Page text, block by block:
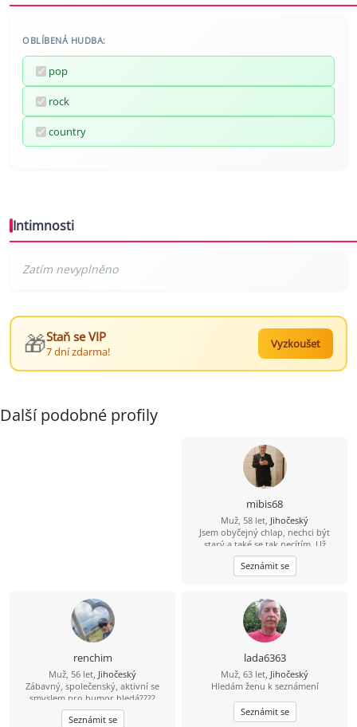
OBLÍBENÁ HUDBA:
pop
rock
country
Intimnosti
🎁Staň se VIP
7 dní zdarma!
Vyzkoušet
Další podobné profily
mibis68
Muž, 58 let, Jihočeský
Jsem obyčejný chlap, nechci být
starý a také se tak necítím. Už
dlouho jsem někomu neřekl
"miláčku, lásko". Chtěl bych poznat
spíše štíhlou ženu, která by to chtěla
to i já slyšel iod ní. Jinak dílna,
zahrádka, dům, kolo, voda,
houbaření, cross golf, trochu tanec,
hudba, atd.
Seznámit se
renchim
Muž, 56 let, Jihočeský
Zábavný, společenský, aktivní se
smyslem pro humor hledá????
Najdu????
Seznámit se
lada6363
Muž, 63 let, Jihočeský
Hledám ženu k seznámení
Seznámit se